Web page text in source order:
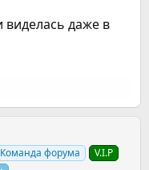
виделась даже в
Команда форума
V.I.P